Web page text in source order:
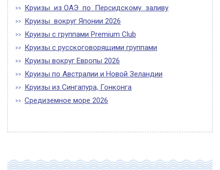
Круизы из ОАЭ по Персидскому заливу
Круизы вокруг Японии 2026
Круизы с группами Premium Club
Круизы с русскоговорящими группами
Круизы вокруг Европы 2026
Круизы по Австралии и Новой Зеландии
Круизы из Сингапура, Гонконга
Средиземное море 2026